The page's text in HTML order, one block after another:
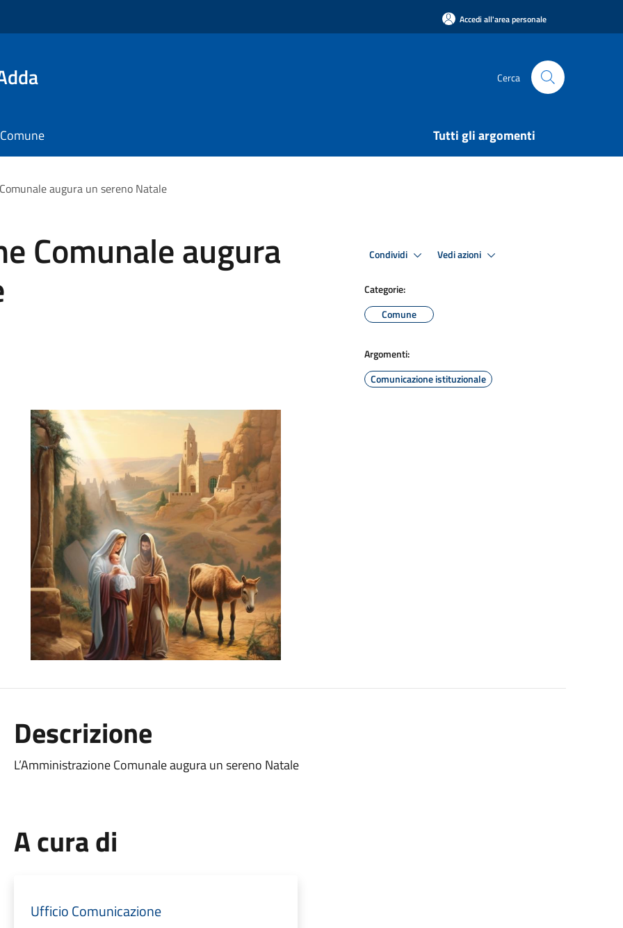
Accedi all'area personale
Cerca
Tutti gli argomenti
augura un sereno Natale
Comunale augura Condividi Vedi azioni
Categorie:
Comune
Argomenti:
Comunicazione istituzionale
Descrizione
L’Amministrazione Comunale augura un sereno Natale
A cura di
Ufficio Comunicazione